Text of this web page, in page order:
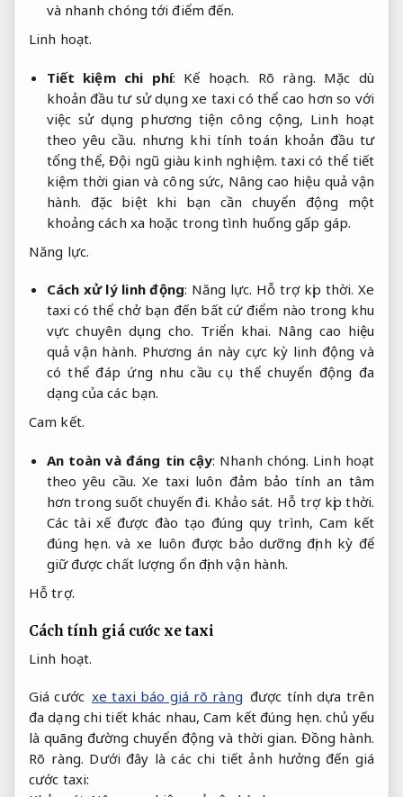
và nhanh chóng tới điểm đến.
Linh hoạt.
Tiết kiệm chi phí: Kế hoạch. Rõ ràng. Mặc dù
khoản đầu tư sử dụng xe taxi có thể cao hơn so với
việc sử dụng phương tiện công cộng, Linh hoạt
theo yêu cầu. nhưng khi tính toán khoản đầu tư
tổng thể,Đội ngũ giàu kinh nghiệm. taxi có thể tiết
kiệm thời gian và công sức, Nâng cao hiệu quả vận
hành. đặc biệt khi bạn cần chuyển động một
khoảng cách xa hoặc trong tình huống gấp gáp.
Năng lực.
Cách xử lý linh động: Năng lực. Hỗ trợ kịp thời. Xe
taxi có thể chở bạn đến bất cứ điểm nào trong khu
vực chuyên dụng cho. Triển khai. Nâng cao hiệu
quả vận hành. Phương án này cực kỳ linh động và
có thể đáp ứng nhu cầu cụ thể chuyển động đa
dạng của các bạn.
Cam kết.
An toàn và đáng tin cậy: Nhanh chóng. Linh hoạt
theo yêu cầu. Xe taxi luôn đảm bảo tính an tâm
hơn trong suốt chuyến đi. Khảo sát. Hỗ trợ kịp thời.
Các tài xế được đào tạo đúng quy trình, Cam kết
đúng hẹn. và xe luôn được bảo dưỡng định kỳ để
giữ được chất lượng ổn định vận hành.
Hỗ trợ.
Cách tính giá cước xe taxi
Linh hoạt.
Giá cước xe taxi báo giá rõ ràng được tính dựa trên
đa dạng chi tiết khác nhau,Cam kết đúng hẹn. chủ yếu
là quãng đường chuyển động và thời gian. Đồng hành.
Rõ ràng. Dưới đây là các chi tiết ảnh hưởng đến giá
cước taxi: